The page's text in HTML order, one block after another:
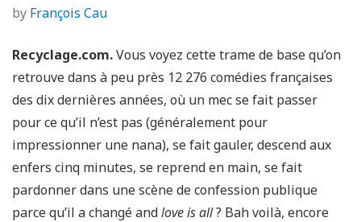
by François Cau
Recyclage.com.Vous voyez cette trame de base qu’on
retrouve dans à peu près 12 276 comédies françaises
des dix dernières années, où un mec se fait passer
pour ce qu’il n’est pas (généralement pour
impressionner une nana), se fait gauler, descend aux
enfers cinq minutes, se reprend en main, se fait
pardonner dans une scène de confession publique
parce qu’il a changé andlove is all? Bah voilà, encore